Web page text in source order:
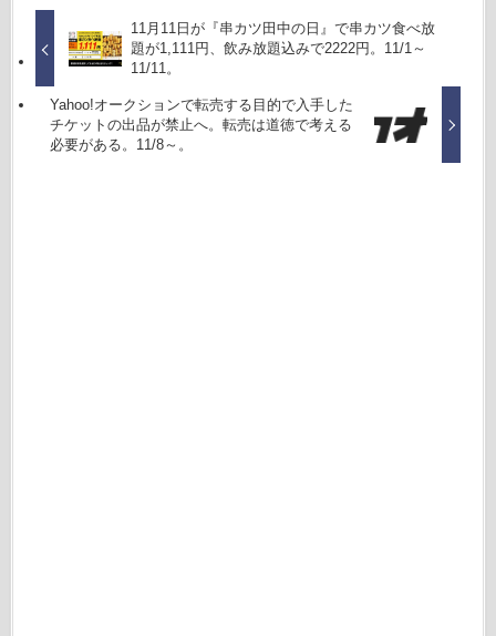
11月11日が『串カツ田中の日』で串カツ食べ放
題が1,111円、飲み放題込みで2222円。11/1～
11/11。
Yahoo!オークションで転売する目的で入手した
チケットの出品が禁止へ。転売は道徳で考える
必要がある。11/8～。